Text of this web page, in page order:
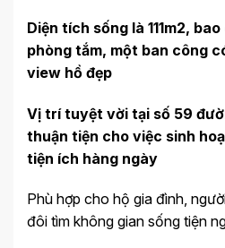
Diện tích sống là 111m2,
phòng tắm, một ban công
view hồ đẹp
Vị trí tuyệt vời tại số 59
thuận tiện cho việc sinh
tiện ích hàng ngày
Phù hợp cho hộ gia đình,
đôi tìm không gian sống tiện